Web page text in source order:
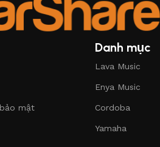
mật
Danh mục
Lava Music
Enya Music
Cordoba
Yamaha